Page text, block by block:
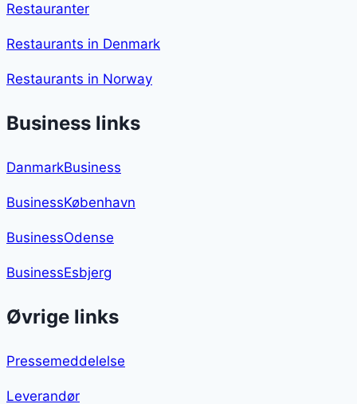
Restauranter
Restaurants in Denmark
Restaurants in Norway
Business links
DanmarkBusiness
BusinessKøbenhavn
BusinessOdense
BusinessEsbjerg
Øvrige links
Pressemeddelelse
Leverandør